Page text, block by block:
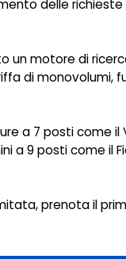
delle
un motore di
di monovolumi,
a 7 posti come il
a 9 posti come il
prenota il